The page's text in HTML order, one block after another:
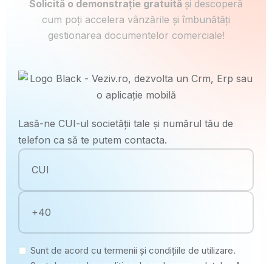
Solicită o demonstrație gratuită și descoperă
cum poți accelera vânzările și îmbunătăți
gestionarea documentelor comerciale!
Lasă-ne CUI-ul societății tale și numărul tău de
telefon ca să te putem contacta.
Sunt de acord cu termenii și condițiile de utilizare.